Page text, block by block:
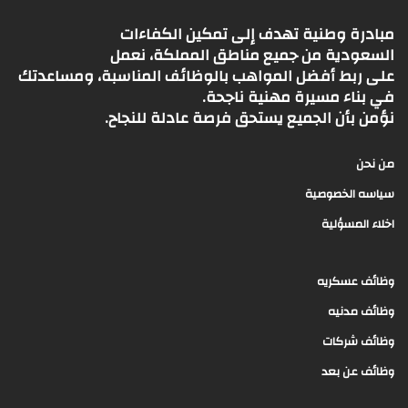
مبادرة وطنية تهدف إلى تمكين الكفاءات
السعودية من جميع مناطق المملكة، نعمل
على ربط أفضل المواهب بالوظائف المناسبة، ومساعدتك
في بناء مسيرة مهنية ناجحة.
نؤمن بأن الجميع يستحق فرصة عادلة للنجاح.
من نحن
سياسه الخصوصية
اخلاء المسؤلية
وظائف عسكريه
وظائف مدنيه
وظائف شركات
وظائف عن بعد